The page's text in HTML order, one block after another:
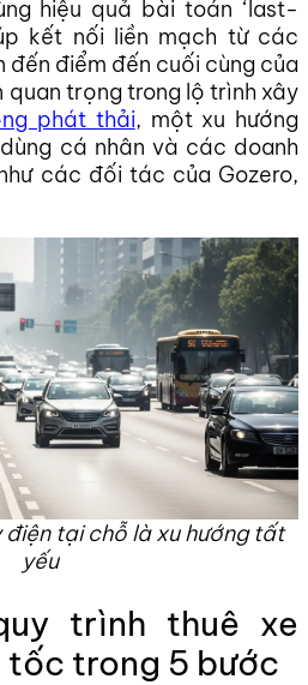
hiệu quả bài toán ‘last-
kết nối liền mạch từ các
điểm đến cuối cùng của
trọng trong lộ trình xây
phát thải, một xu hướng
cá nhân và các doanh
các đối tác của Gozero,
điện tại chỗ là xu hướng tất
yếu
trình thuê xe
tốc trong 5 bước